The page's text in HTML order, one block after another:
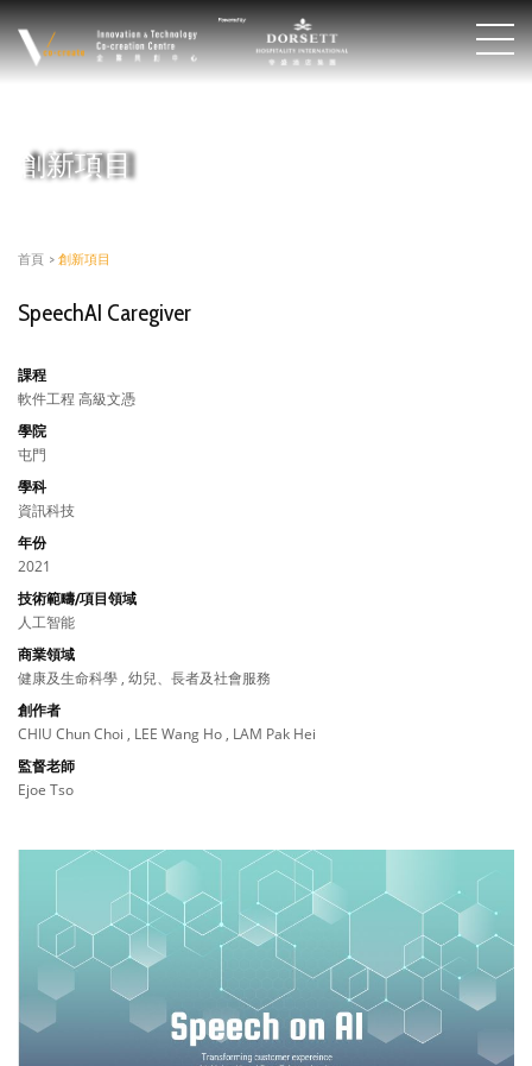
創新項目
首頁 > 創新項目
SpeechAI Caregiver
課程
軟件工程 高級文憑
學院
屯門
學科
資訊科技
年份
2021
技術範疇/項目領域
人工智能
商業領域
健康及生命科學 , 幼兒、長者及社會服務
創作者
CHIU Chun Choi , LEE Wang Ho , LAM Pak Hei
監督老師
Ejoe Tso